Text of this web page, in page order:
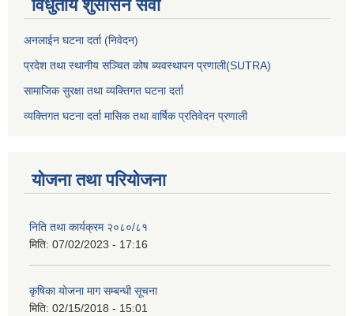
विधुतीय शुसासन सेवा
अनलाईन घटना दर्ता (निवेदन)
प्रदेश तथा स्थानीय सञ्चित कोष ब्यवस्थापन प्रणाली(SUTRA)
सामाजिक सुरक्षा तथा व्यक्तिगत घटना दर्ता
व्यक्तिगत घटना दर्ता मासिक तथा वार्षिक प्रतिवेदन प्रणाली
योजना तथा परियोजना
निति तथा कार्यक्रम २०८०/८१
मिति: 07/02/2023 - 17:16
कृषिका योजना माग सम्बन्धी सूचना
मिति: 02/15/2018 - 15:01